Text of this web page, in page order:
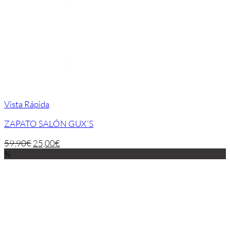
Vista Rápida
ZAPATO SALÓN GUX´S
59,90€25,00€
%